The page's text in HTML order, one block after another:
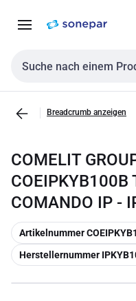
NavigationInhalt
Sucheingabe
Breadcrumb anzeigen
COMELIT
COEIPKYB100B
COMANDO IP -
Kopieren
Artikelnummer
Kopieren
Herstellernummer